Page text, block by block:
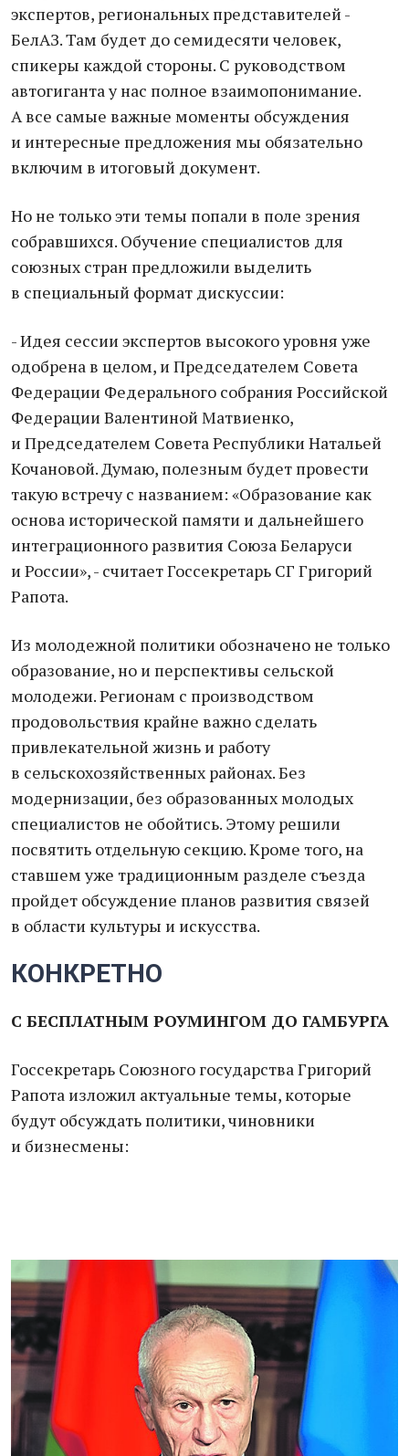
экспертов, региональных представителей -
БелАЗ. Там будет до семидесяти человек,
спикеры каждой стороны. С руководством
автогиганта у нас полное взаимопонимание.
А все самые важные моменты обсуждения
и интересные предложения мы обязательно
включим в итоговый документ.
Но не только эти темы попали в поле зрения
собравшихся. Обучение специалистов для
союзных стран предложили выделить
в специальный формат дискуссии:
- Идея сессии экспертов высокого уровня уже
одобрена в целом, и Председателем Совета
Федерации Федерального собрания Российской
Федерации Валентиной Матвиенко,
и Председателем Совета Республики Натальей
Кочановой. Думаю, полезным будет провести
такую встречу с названием: «Образование как
основа исторической памяти и дальнейшего
интеграционного развития Союза Беларуси
и России», - считает Госсекретарь СГ Григорий
Рапота.
Из молодежной политики обозначено не только
образование, но и перспективы сельской
молодежи. Регионам с производством
продовольствия крайне важно сделать
привлекательной жизнь и работу
в сельскохозяйственных районах. Без
модернизации, без образованных молодых
специалистов не обойтись. Этому решили
посвятить отдельную секцию. Кроме того, на
ставшем уже традиционным разделе съезда
пройдет обсуждение планов развития связей
в области культуры и искусства.
КОНКРЕТНО
С БЕСПЛАТНЫМ РОУМИНГОМ ДО ГАМБУРГА
Госсекретарь Союзного государства Григорий
Рапота изложил актуальные темы, которые
будут обсуждать политики, чиновники
и бизнесмены: